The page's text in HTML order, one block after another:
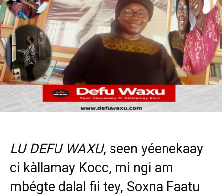
LU DEFU WAXU, seen yéenekaay
ci kàllamay Kocc, mi ngi am
mbégte dalal fii tey, Soxna Faatu